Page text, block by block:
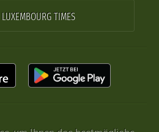
LUXEMBOURG TIMES